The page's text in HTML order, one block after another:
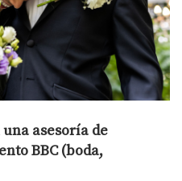
asesoría de
BBC (boda,